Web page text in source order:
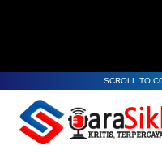
SCROLL TO